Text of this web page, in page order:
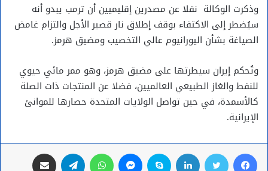
وذكرت الوكالة نقلا عن مصدرين إقليميين أن ترمب يبدو أنه
سيُضطر إلى الاكتفاء بوقف إطلاق نار قصير الأجل والتزام غامض
الصياغة بشأن اليورانيوم عالي التخصيب ومضيق هرمز.
وتُحكم إيران سيطرتها على مضيق هرمز، وهو ممر مائي حيوي
للنفط والغاز الطبيعي العالميين، فضلا عن المنتجات ذات الصلة
كالأسمدة، في حين تواصل الولايات المتحدة حصارها للموانئ
الإيرانية.
فيسبوك تويتر لينكدإن سكايب ماسنجر واتساب تيلقرام